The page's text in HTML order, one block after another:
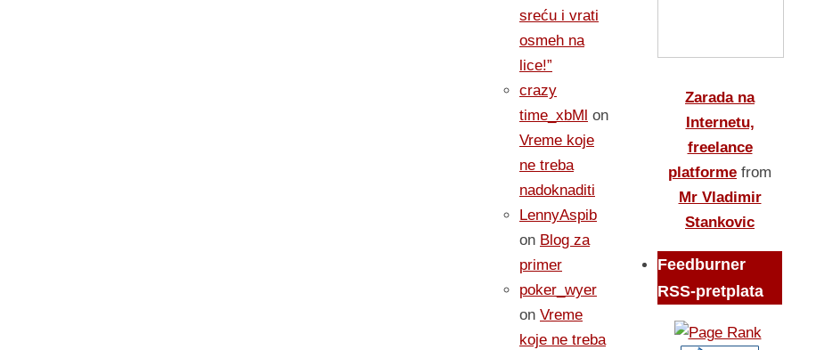
sreću i vrati
osmeh na
lice!”
crazy
time_xbMl on
Vreme koje
ne treba
nadoknaditi
LennyAspib
on Blog za
primer
poker_wyer
on Vreme
koje ne treba
Zarada na
Internetu,
freelance
platforme from
Mr Vladimir
Stankovic
Feedburner
RSS-pretplata